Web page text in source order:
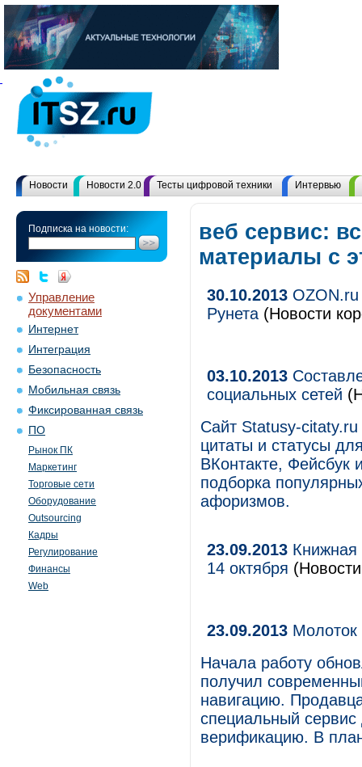
Новости Новости 2.0 Тесты цифровой техники Интервью
Подписка на новости:
Управление
документами
Интернет
Интеграция
Безопасность
Мобильная связь
Фиксированная связь
ПО
Рынок ПК
Маркетинг
Торговые сети
Оборудование
Outsourcing
Кадры
Регулирование
Финансы
Web
веб сервис:
материалы с
30.10.2013
Рунета (Новости
03.10.2013
социальных сетей
Сайт Statusy-
цитаты и статусы
ВКонтакте, Фейсбук
подборка
афоризмов.
23.09.2013 Книжная
14 октября
23.09.2013 Молоток
Начала работу
получил
навигацию.
специальный
верификацию. В